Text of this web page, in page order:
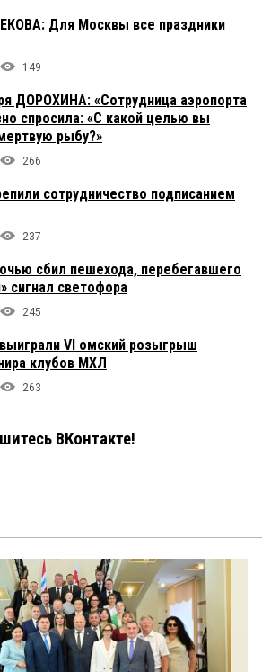
Для Москвы все праздники
149
ДОРОХИНА: «Сотрудница аэропорта
спросила: «С какой целью вы
рыбу?»
266
сотрудничество подписанием
237
сбил пешехода, перебегавшего
сигнал светофора
245
VI омский розыгрыш
клубов МХЛ
263
ВКонтакте!